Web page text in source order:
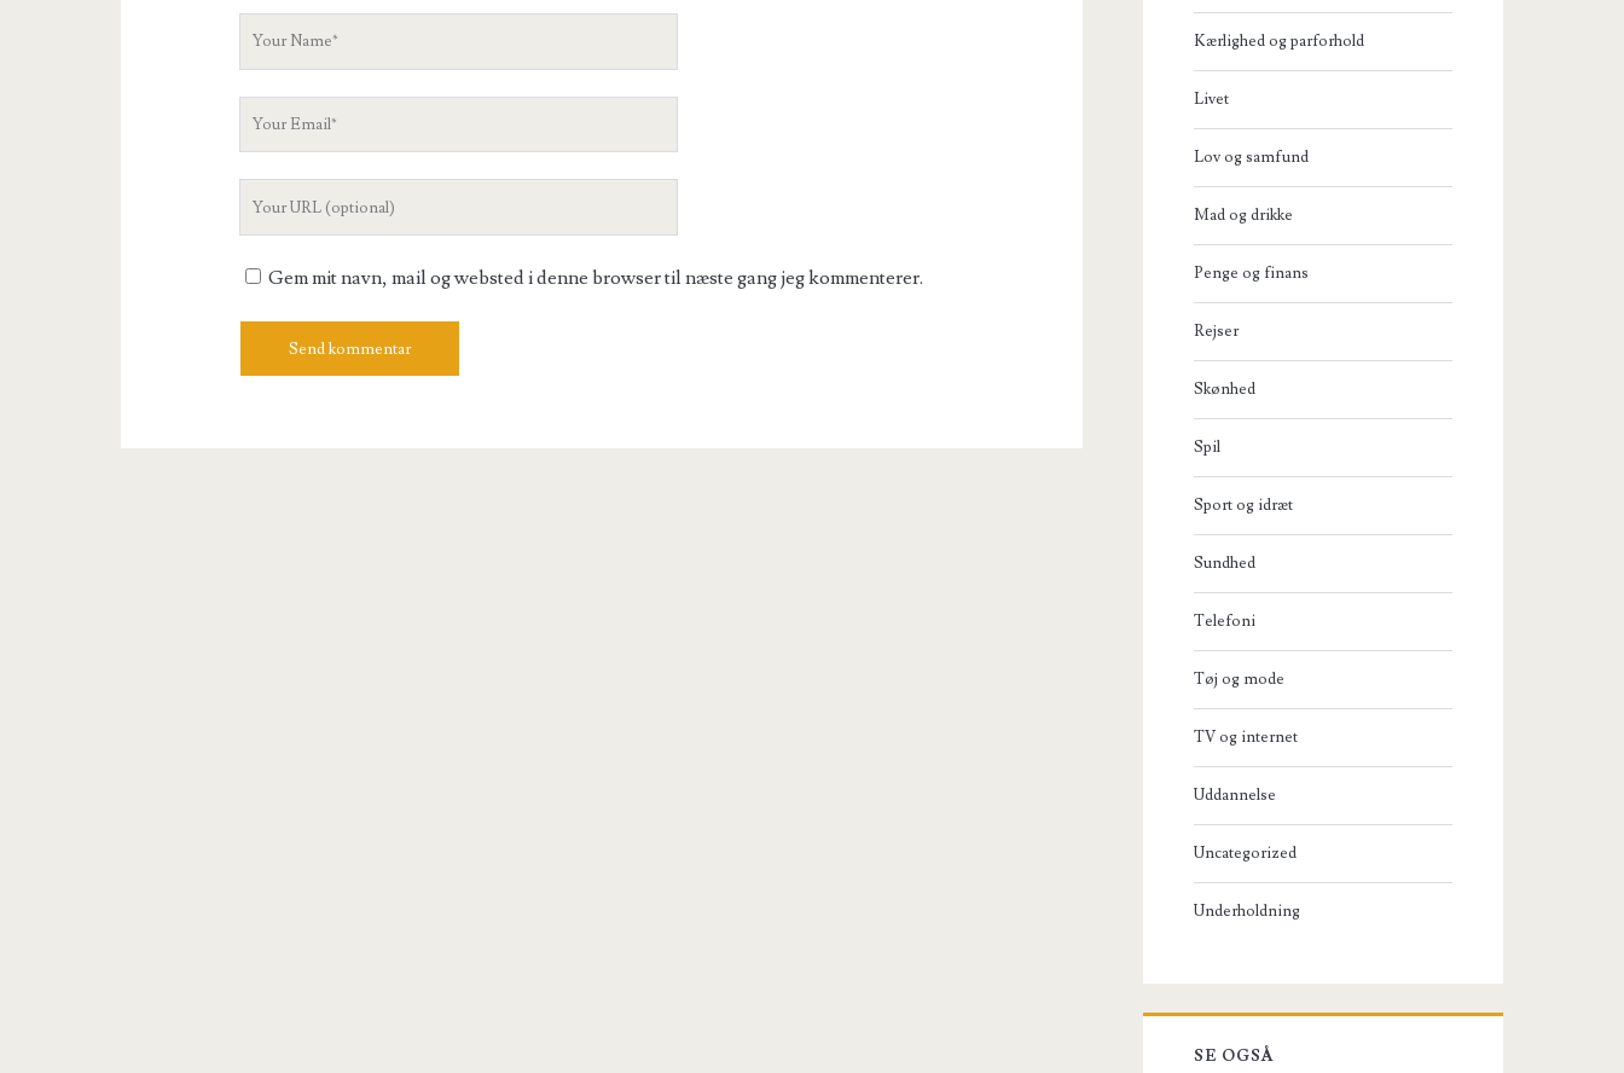
Gem mit navn, mail og websted i denne browser til næste gang jeg kommenterer.
Kærlighed og parforhold
Livet
Lov og samfund
Mad og drikke
Penge og finans
Rejser
Skønhed
Spil
Sport og idræt
Sundhed
Telefoni
Tøj og mode
TV og internet
Uddannelse
Uncategorized
Underholdning
SE OGSÅ